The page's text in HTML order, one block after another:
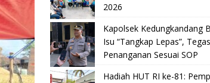
2026
Kapolsek Kedungkandang
Isu “Tangkap Lepas”,
Penanganan Sesuai SOP
Hadiah HUT RI ke-81: